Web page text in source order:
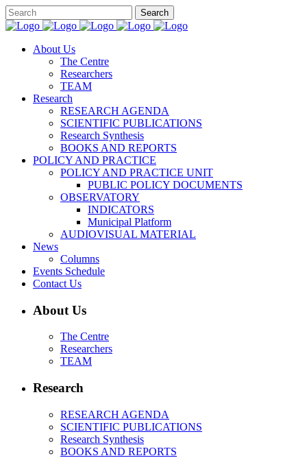
About Us
The Centre
Researchers
TEAM
Research
RESEARCH AGENDA
SCIENTIFIC PUBLICATIONS
Research Synthesis
BOOKS AND REPORTS
POLICY AND PRACTICE
POLICY AND PRACTICE UNIT
PUBLIC POLICY DOCUMENTS
OBSERVATORY
INDICATORS
Municipal Platform
AUDIOVISUAL MATERIAL
News
Columns
Events Schedule
Contact Us
About Us
The Centre
Researchers
TEAM
Research
RESEARCH AGENDA
SCIENTIFIC PUBLICATIONS
Research Synthesis
BOOKS AND REPORTS